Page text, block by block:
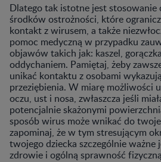
Dlatego tak istotne jest stosowanie
środków ostrożności, które
kontakt z wirusem, a także
pomoc medyczną w przypadku
objawów takich jak: kaszel,
oddychaniem. Pamiętaj, żeby
unikać kontaktu z osobami
przeziębienia. W miarę możliwości
oczu, ust i nosa, zwłaszcza jeśli
potencjalnie skażonymi
sposób wirus może wnikać do
zapominaj, że w tym stresującym
twojego dziecka szczególnie ważne
zdrowie i ogólną sprawność